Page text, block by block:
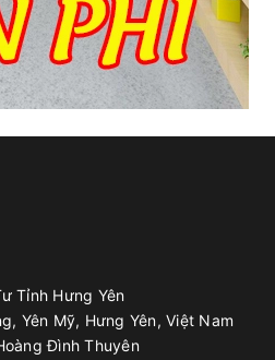
Tỉnh Hưng Yên
Yên Mỹ, Hưng Yên, Việt Nam
Đình Thuyên